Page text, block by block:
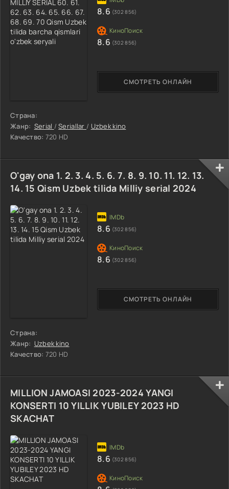
Страна:
Жанр: Serial /Seriallar / Uzbek kino
Качество: 720 HD
СМОТРЕТЬ ОНЛАЙН
8.6 (302 856)
8.6 (302 856)
O'gay ona 1. 2. 3. 4. 5. 6. 7. 8. 9. 10. 11. 12. 13.
14. 15 Qism Uzbek tilida Milliy serial 2024
Страна:
Жанр: Uzbek kino
Качество: 720 HD
СМОТРЕТЬ ОНЛАЙН
8.6 (302 856)
8.6 (302 856)
MILLION JAMOASI 2023-2024 YANGI
KONSERTI 10 YILLIK YUBILEY 2023 HD
SKACHAT
8.6 (302 856)